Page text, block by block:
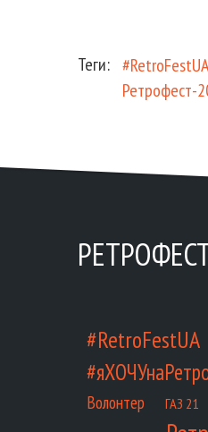
Теги: #RetroFestUA
Ретрофест-
#RetroFestUA
Волонтер ГАЗ 21